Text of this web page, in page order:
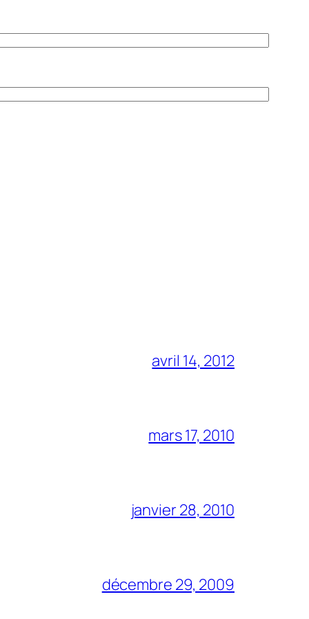
avril 14, 2012
mars 17, 2010
janvier 28, 2010
décembre 29, 2009